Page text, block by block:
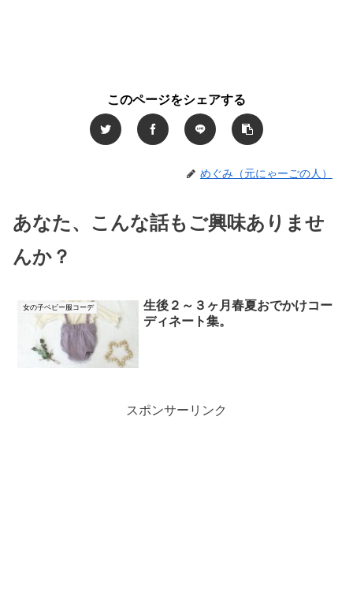
このページをシェアする
めぐみ（元にゃーごの人）
あなた、こんな話もご興味ありませ
んか？
女の子ベビー服コーデ
生後２～３ヶ月春夏おでかけコー
ディネート集。
スポンサーリンク